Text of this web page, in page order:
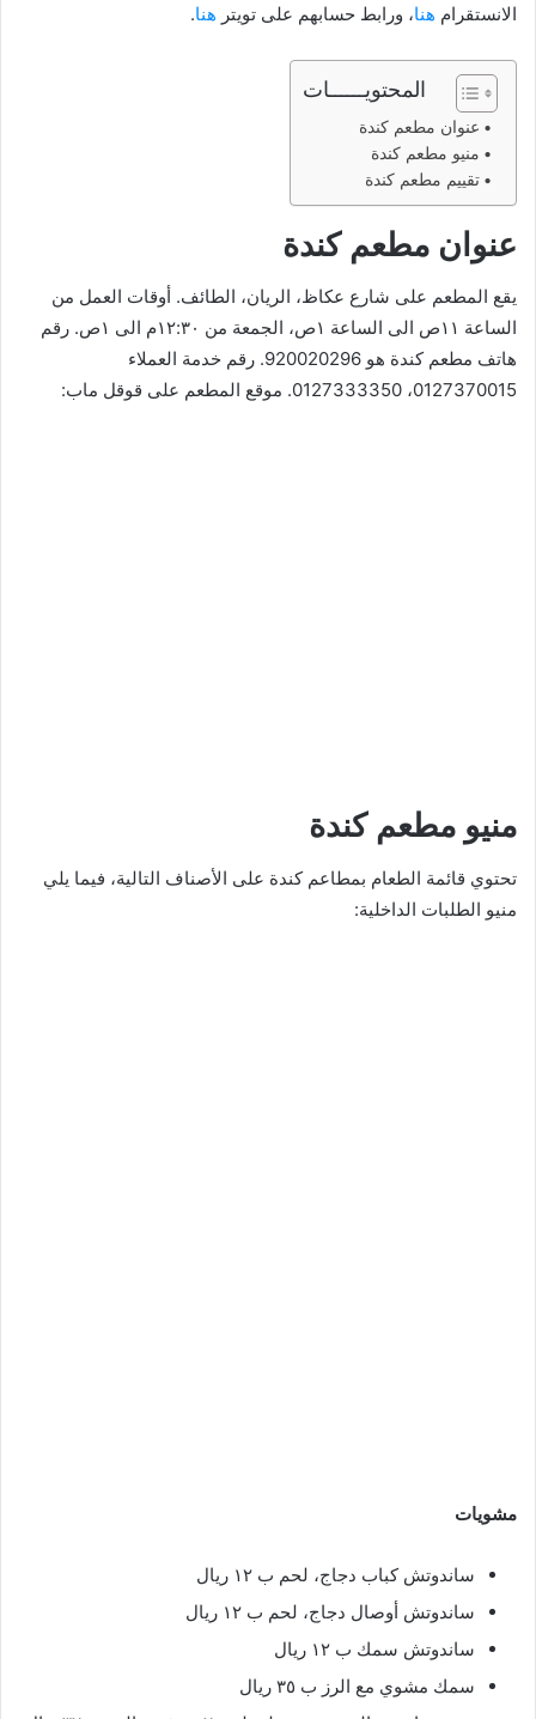
الانستقرام هنا، ورابط حسابهم على تويتر هنا.
المحتويــــــات
عنوان مطعم كندة
منيو مطعم كندة
تقييم مطعم كندة
عنوان مطعم كندة
يقع المطعم على شارع عكاظ، الريان، الطائف. أوقات العمل من
الساعة ١١ص الى الساعة ١ص، الجمعة من ١٢:٣٠م الى ١ص. رقم
هاتف مطعم كندة هو 920020296. رقم خدمة العملاء
0127370015، 0127333350. موقع المطعم على قوقل ماب:
منيو مطعم كندة
تحتوي قائمة الطعام بمطاعم كندة على الأصناف التالية، فيما يلي
منيو الطلبات الداخلية:
مشويات
ساندوتش كباب دجاج، لحم ب ١٢ ريال
ساندوتش أوصال دجاج، لحم ب ١٢ ريال
ساندوتش سمك ب ١٢ ريال
سمك مشوي مع الرز ب ٣٥ ريال